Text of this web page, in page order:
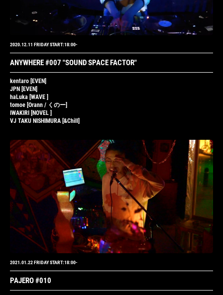
2020.12.11 FRIDAY START:18:00-
ANYWHERE #007 "SOUND SPACE FACTOR"
kentaro [EVEN]
JPN [EVEN]
haLuka [WAVE ]
tomoe [Orann / くのー]
IWAKIRI [NOVEL ]
VJ TAKU NISHIMURA [&Chill]
2021.01.22 FRIDAY START:18:00-
PAJERO #010